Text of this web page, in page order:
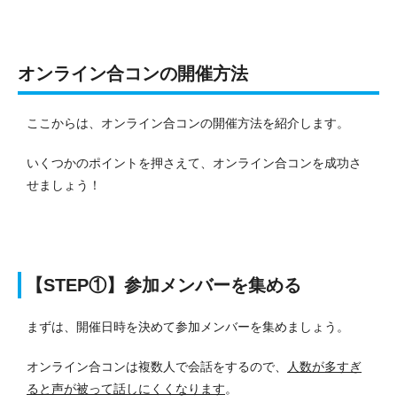
オンライン合コンの開催方法
ここからは、オンライン合コンの開催方法を紹介します。
いくつかのポイントを押さえて、オンライン合コンを成功さ
せましょう！
【STEP①】参加メンバーを集める
まずは、開催日時を決めて参加メンバーを集めましょう。
オンライン合コンは複数人で会話をするので、
人数が多すぎ
ると声が被って話しにくくなります。